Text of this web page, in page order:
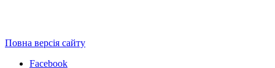
Повна версія сайту
Facebook